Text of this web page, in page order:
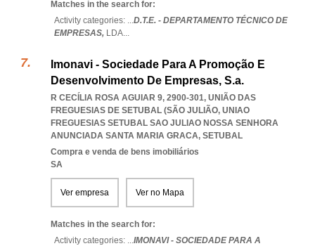
Matches in the search for:
Activity categories: ...D.T.E. - DEPARTAMENTO TÉCNICO DE
EMPRESAS, LDA...
Imonavi - Sociedade Para A Promoção E
Desenvolvimento De Empresas, S.a.
R CECÍLIA ROSA AGUIAR 9, 2900-301, UNIÃO DAS
FREGUESIAS DE SETUBAL (SÃO JULIÃO, UNIAO
FREGUESIAS SETUBAL SAO JULIAO NOSSA SENHORA
ANUNCIADA SANTA MARIA GRACA, SETUBAL
Compra e venda de bens imobiliários
SA
Ver empresa Ver no Mapa
Matches in the search for:
Activity categories: ...IMONAVI - SOCIEDADE PARA A